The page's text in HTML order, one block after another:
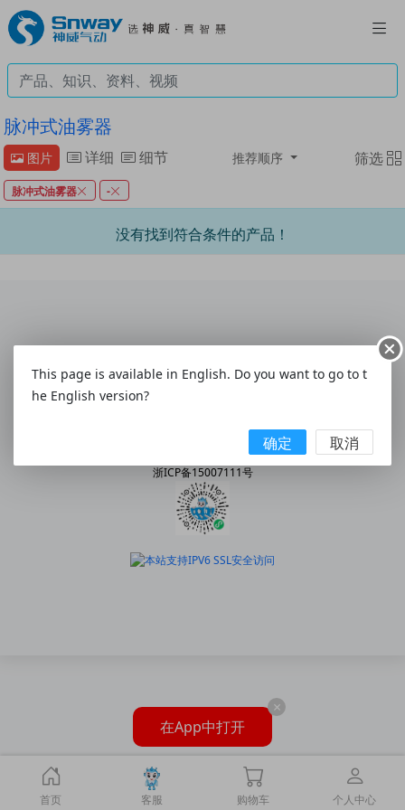
脉冲式油雾器
图片 详细 细节 推荐顺序 筛选
脉冲式油雾器 -
没有找到符合条件的产品！
关于我们 | 配送方式 | 付款方式 | 购物帮助 | 售后服务
热线:4008-292-877 | 电话:0577-61786628
© 2010 - 2026 snway.cn All Rights Reserved.
乐清市神威气动有限公司
浙ICP备15007111号
首页 客服 购物车 个人中心
在App中打开
×
This page is available in English. Do you want to go to t
he English version?
确定 取消